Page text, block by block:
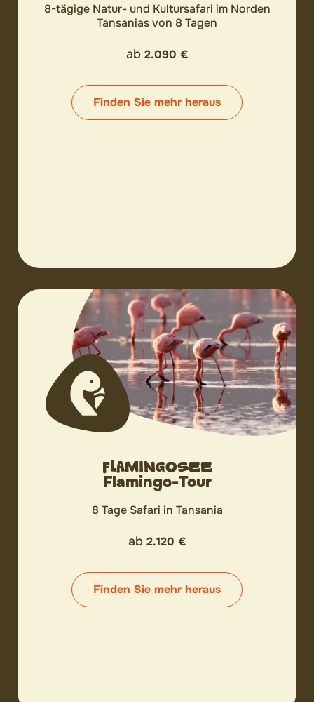
8-tägige Natur- und Kultursafari im Norden
Tansanias von 8 Tagen
ab 2.090 €
Finden Sie mehr heraus
FLAMINGOSEE
Flamingo-Tour
8 Tage Safari in Tansania
ab 2.120 €
Finden Sie mehr heraus